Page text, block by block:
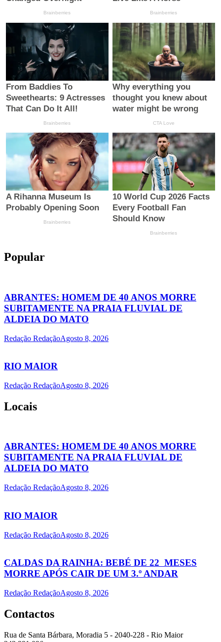
Popular
ABRANTES: HOMEM DE 40 ANOS MORRE
SUBITAMENTE NA PRAIA FLUVIAL DE
ALDEIA DO MATO
Redação RedaçãoAgosto 8, 2026
RIO MAIOR
Redação RedaçãoAgosto 8, 2026
Locais
ABRANTES: HOMEM DE 40 ANOS MORRE
SUBITAMENTE NA PRAIA FLUVIAL DE
ALDEIA DO MATO
Redação RedaçãoAgosto 8, 2026
RIO MAIOR
Redação RedaçãoAgosto 8, 2026
CALDAS DA RAINHA: BEBÉ DE 22 MESES
MORRE APÓS CAIR DE UM 3.º ANDAR
Redação RedaçãoAgosto 8, 2026
Contactos
Rua de Santa Bárbara, Moradia 5 - 2040-228 - Rio Maior